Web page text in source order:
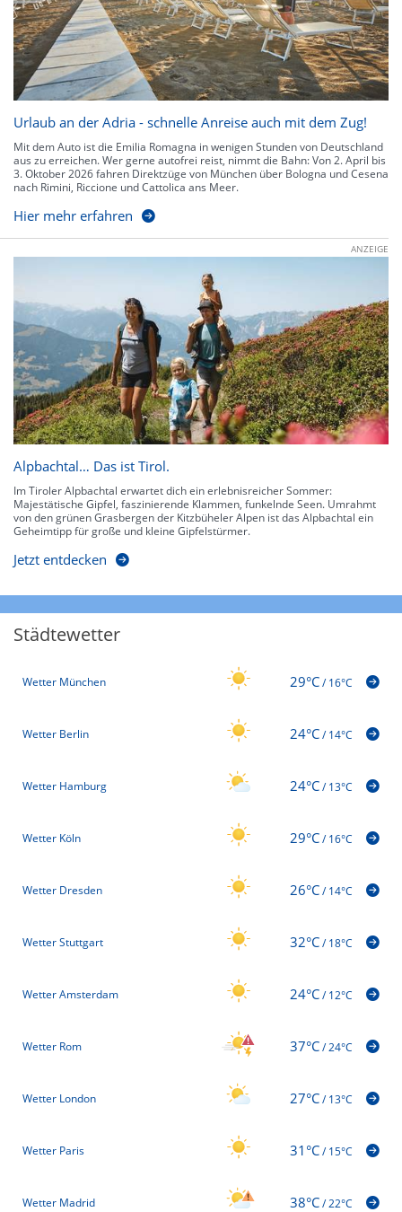
Urlaub an der Adria - schnelle Anreise auch mit dem Zug!
Mit dem Auto ist die Emilia Romagna in wenigen Stunden von Deutschland
aus zu erreichen. Wer gerne autofrei reist, nimmt die Bahn: Von 2. April bis
3. Oktober 2026 fahren Direktzüge von München über Bologna und Cesena
nach Rimini, Riccione und Cattolica ans Meer.
Hier mehr erfahren
ANZEIGE
Alpbachtal… Das ist Tirol.
Im Tiroler Alpbachtal erwartet dich ein erlebnisreicher Sommer:
Majestätische Gipfel, faszinierende Klammen, funkelnde Seen. Umrahmt
von den grünen Grasbergen der Kitzbüheler Alpen ist das Alpbachtal ein
Geheimtipp für große und kleine Gipfelstürmer.
Jetzt entdecken
Städtewetter
Wetter München 29°C/16°C
Wetter Berlin 24°C/14°C
Wetter Hamburg 24°C/13°C
Wetter Köln 29°C/16°C
Wetter Dresden 26°C/14°C
Wetter Stuttgart 32°C/18°C
Wetter Amsterdam 24°C/12°C
Wetter Rom 37°C/24°C
Wetter London 27°C/13°C
Wetter Paris 31°C/15°C
Wetter Madrid 38°C/22°C